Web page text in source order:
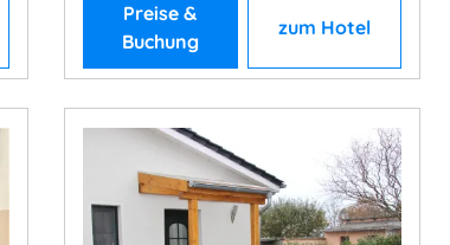
Preise &
Buchung
zum Hotel